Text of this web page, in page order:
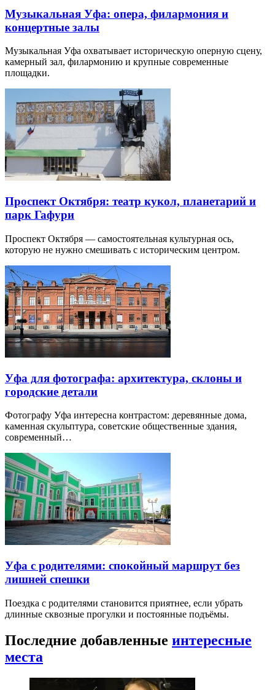
Музыкальная Уфа: опера, филармония и
концертные залы
Музыкальная Уфа охватывает историческую оперную сцену,
камерный зал, филармонию и крупные современные
площадки.
Проспект Октября: театр кукол, планетарий и
парк Гафури
Проспект Октября — самостоятельная культурная ось,
которую не нужно смешивать с историческим центром.
Уфа для фотографа: архитектура, склоны и
городские детали
Фотографу Уфа интересна контрастом: деревянные дома,
каменная скульптура, советские общественные здания,
современный…
Уфа с родителями: спокойный маршрут без
лишней спешки
Поездка с родителями становится приятнее, если убрать
длинные сквозные прогулки и постоянные подъёмы.
Последние добавленные интересные
места